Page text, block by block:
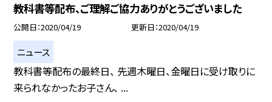
教科書等配布、ご理解ご協力ありがとうございました
公開日 2020/04/19 更新日 2020/04/19
ニュース
教科書等配布の最終日、 先週木曜日、金曜日に受け取りに
来られなかったお子さん、 ...